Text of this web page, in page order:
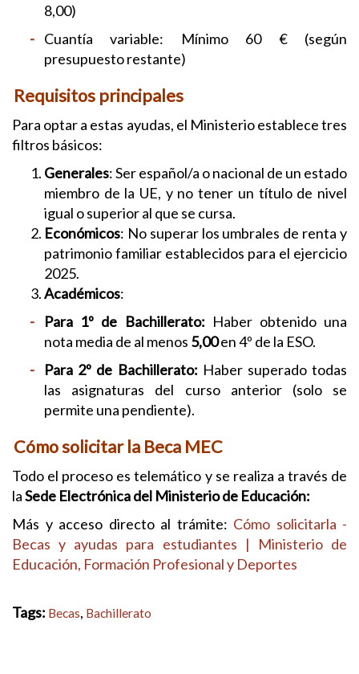
8,00)
Cuantía variable: Mínimo 60 € (según
presupuesto restante)
Requisitos principales
Para optar a estas ayudas, el Ministerio establece tres
filtros básicos:
Generales:Ser español/a o nacional de un estado
miembro de la UE, y no tener un título de nivel
igual o superior al que se cursa.
Económicos: No superar los umbrales de renta y
patrimonio familiar establecidos para el ejercicio
2025.
Académicos:
Para 1º de Bachillerato: Haber obtenido una
nota media de al menos 5,00en 4º de la ESO.
Para 2º de Bachillerato: Haber superado todas
las asignaturas del curso anterior (solo se
permite una pendiente).
Cómo solicitar la Beca MEC
Todo el proceso es telemático y se realiza a través de
laSede Electrónica del Ministerio de Educación:
Más y acceso directo al trámite: Cómo solicitarla -
Becas y ayudas para estudiantes | Ministerio de
Educación, Formación Profesional y Deportes
Tags: Becas, Bachillerato